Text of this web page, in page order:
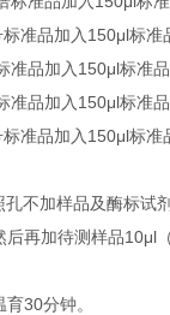
准品加入150μl标准
准品加入150μl标准
准品加入150μl标准
准品加入150μl标准
不加样品及酶标试
再加待测样品10μl
30分钟。